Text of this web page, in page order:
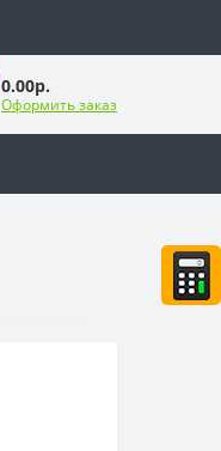
0.00р.
Оформить заказ